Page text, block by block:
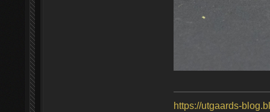
https://utgaards-